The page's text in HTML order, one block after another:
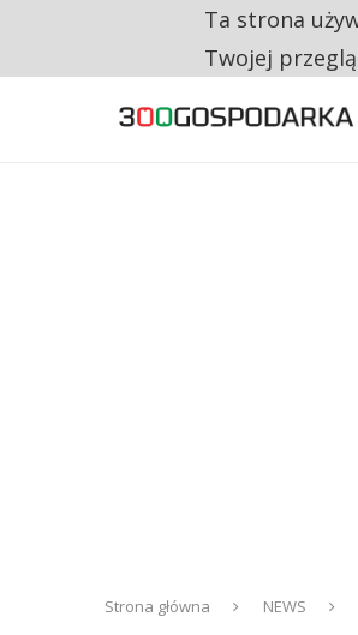
CO TRZECIĄ
Strona główna NEWS
Ta strona
Twojej